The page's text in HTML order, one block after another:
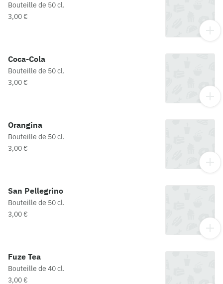
Bouteille de 50 cl.
3,00 €
Coca-Cola
Bouteille de 50 cl.
3,00 €
Orangina
Bouteille de 50 cl.
3,00 €
San Pellegrino
Bouteille de 50 cl.
3,00 €
Fuze Tea
Bouteille de 40 cl.
3,00 €